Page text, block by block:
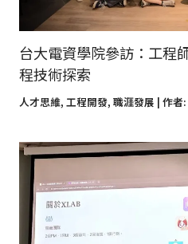
台大電資學院參訪：工程
程技術探索
人才思維, 工程開發, 職涯發展 | 作者: